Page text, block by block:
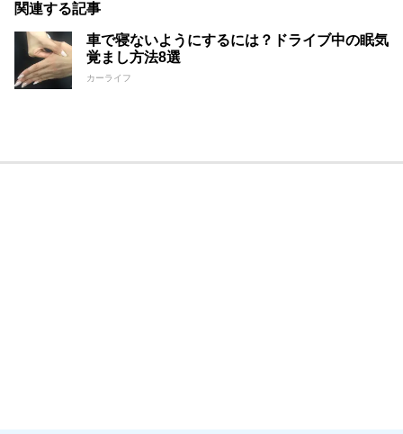
関連する記事
車で寝ないようにするには？ドライブ中の眠気
覚まし方法8選
カーライフ